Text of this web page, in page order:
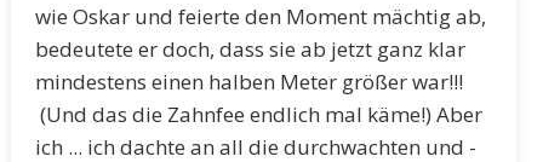
wie Oskar und feierte den Moment mächtig ab,
bedeutete er doch, dass sie ab jetzt ganz klar
mindestens einen halben Meter größer war!!!
(Und das die Zahnfee endlich mal käme!) Aber
ich ... ich dachte an all die durchwachten und -